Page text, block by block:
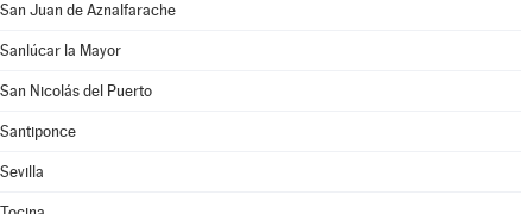
San Juan de Aznalfarache
Sanlúcar la Mayor
San Nicolás del Puerto
Santiponce
Sevilla